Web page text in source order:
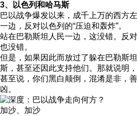
3、以色列和哈马斯
巴以战争爆发以来，成千上万的西方
一边，反对以色列的“压迫和轰炸”。
站在巴勒斯坦人民一边，这没错。反
也没错。
但是，如果因此而放过了躲在巴勒斯
斯，甚至还因此支持他们。那就说明
甚至说，你们黑白颠倒，混淆是非，
凶。
加沙、加沙